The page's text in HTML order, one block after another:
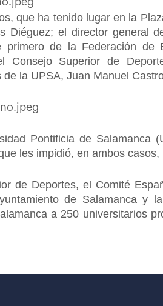
que ha tenido lugar en la
Diéguez; el director general
primero de la Federación
Consejo Superior de
la UPSA, Juan Manuel
Pontificia de Salamanca
les impidió, en ambos
de Deportes, el Comité
de Salamanca y
a 250 universitarios